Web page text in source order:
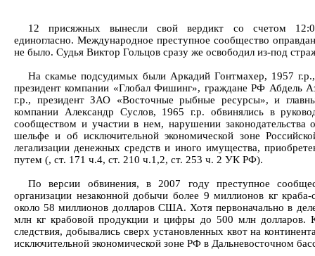
12 присяжных вынесли свой вердикт со счетом
единогласно. Международное преступное сообщество
не было. Судья Виктор Гольцов сразу же освободил из-под
На скамье подсудимых были Аркадий Гонтмахер, 1957
президент компании «Глобал Фишинг», граждане РФ Абдель
г.р., президент ЗАО «Восточные рыбные ресурсы», и
компании Александр Суслов, 1965 г.р. обвинялись в
сообществом и участии в нем, нарушении законодательства
шельфе и об исключительной экономической зоне
легализации денежных средств и иного имущества,
путем (, ст. 171 ч.4, ст. 210 ч.1,2, ст. 253 ч. 2 УК РФ).
По версии обвинения, в 2007 году преступное
организации незаконной добычи более 9 миллионов кг
около 58 миллионов долларов США. Хотя первоначально в
млн кг крабовой продукции и цифры до 500 млн долларов.
следствия, добывались сверх установленных квот на
исключительной экономической зоне РФ в Дальневосточном